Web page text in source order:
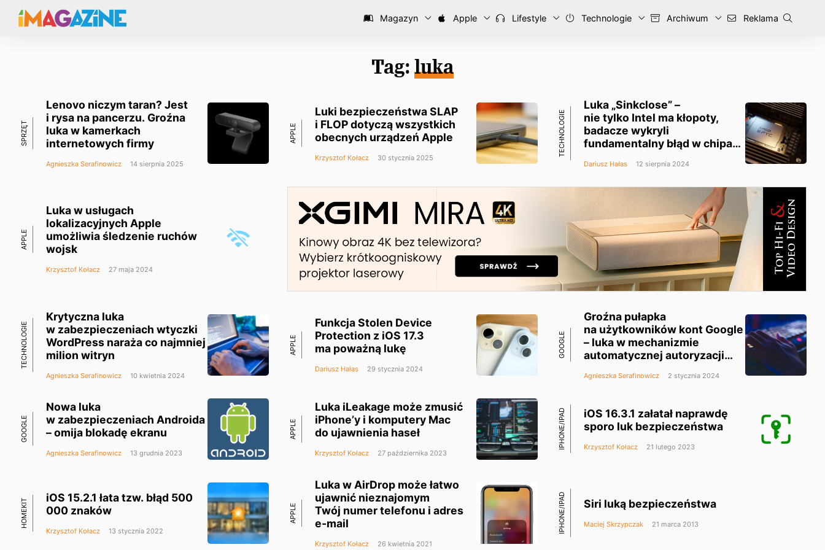
Magazyn Apple Lifestyle Technologie Archiwum Reklama
Tag: luka
SPRZĘT
Lenovo niczym taran? Jest
i rysa na pancerzu. Groźna
luka w kamerkach
internetowych firmy
Agnieszka Serafinowicz 14 sierpnia 2025
APPLE
Luki bezpieczeństwa SLAP
i FLOP dotyczą wszystkich
obecnych urządzeń Apple
Krzysztof Kołacz 30 stycznia 2025
TECHNOLOGIE
Luka „Sinkclose” –
nie tylko Intel ma kłopoty,
badacze wykryli
fundamentalny błąd w chipach
Dariusz Hałas 12 sierpnia 2024
APPLE
Luka w usługach
lokalizacyjnych Apple
umożliwia śledzenie ruchów
wojsk
Krzysztof Kołacz 27 maja 2024
TECHNOLOGIE
Krytyczna luka
w zabezpieczeniach wtyczki
WordPress naraża co najmniej
milion witryn
Agnieszka Serafinowicz 10 kwietnia 2024
APPLE
Funkcja Stolen Device
Protection z iOS 17.3
ma poważną lukę
Dariusz Hałas 29 stycznia 2024
GOOGLE
Groźna pułapka
na użytkowników kont Google
– luka w mechanizmie
automatycznej autoryzacji
Agnieszka Serafinowicz 2 stycznia 2024
GOOGLE
Nowa luka
w zabezpieczeniach Androida
– omija blokadę ekranu
Agnieszka Serafinowicz 13 grudnia 2023
APPLE
Luka iLeakage może zmusić
iPhone’y i komputery Mac
do ujawnienia haseł
Krzysztof Kołacz 27 października 2023
IPHONE/IPAD
iOS 16.3.1 załatał naprawdę
sporo luk bezpieczeństwa
Krzysztof Kołacz 21 lutego 2023
HOMEKIT
iOS 15.2.1 łata tzw. błąd 500
000 znaków
Krzysztof Kołacz 13 stycznia 2022
APPLE
Luka w AirDrop może łatwo
ujawnić nieznajomym
Twój numer telefonu i adres
e-mail
Krzysztof Kołacz 26 kwietnia 2021
IPHONE/IPAD Siri luką bezpieczeństwa
Maciej Skrzypczak 21 marca 2013